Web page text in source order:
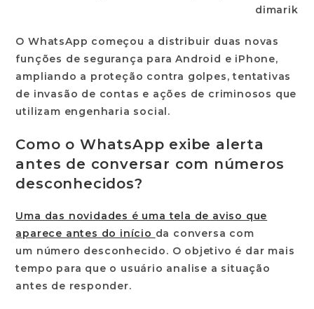
dimarik
OWhatsApp começou a distribuir duas novas
funções de segurança paraAndroid e iPhone,
ampliando a proteção contra golpes, tentativas
de invasão de contas e ações de criminosos que
utilizam engenharia social.
Como o WhatsApp exibe alerta
antes de conversar com números
desconhecidos?
Uma das novidades é uma tela de aviso que
aparece antes do início da conversa com
um número desconhecido. O objetivo é dar mais
tempo para que o usuário analise a situação
antes de responder.